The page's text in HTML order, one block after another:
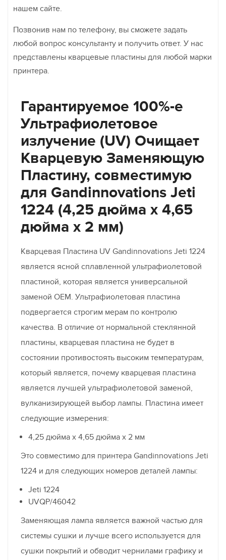
нашем сайте.
Позвонив нам по телефону, вы сможете задать
любой вопрос консультанту и получить ответ. У нас
представлены кварцевые пластины для любой марки
принтера.
Гарантируемое 100%-е
Ультрафиолетовое
излучение (UV) Очищает
Кварцевую Заменяющую
Пластину, совместимую
для Gandinnovations Jeti
1224 (4,25 дюйма x 4,65
дюйма x 2 мм)
Кварцевая Пластина UV Gandinnovations Jeti 1224
является ясной сплавленной ультрафиолетовой
пластиной, которая является универсальной
заменой OEM. Ультрафиолетовая пластина
подвергается строгим мерам по контролю
качества. В отличие от нормальной стеклянной
пластины, кварцевая пластина не будет в
состоянии противостоять высоким температурам,
который является, почему кварцевая пластина
является лучшей ультрафиолетовой заменой,
вулканизирующей выбор лампы. Пластина имеет
следующие измерения:
4,25 дюйма x 4,65 дюйма x 2 мм
Это совместимо для принтера Gandinnovations Jeti
1224 и для следующих номеров деталей лампы:
Jeti 1224
UVQP/46042
Заменяющая лампа является важной частью для
системы сушки и лучше всего используется для
сушки покрытий и обводит чернилами графику и